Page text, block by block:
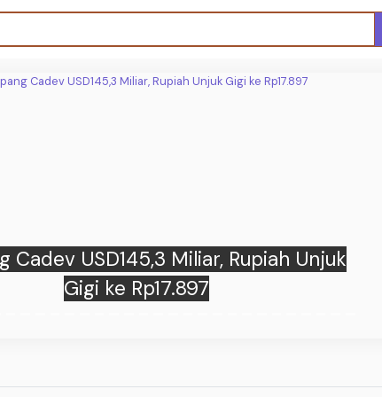
Cadev USD145,3 Miliar, Rupiah Unjuk
Gigi ke Rp17.897